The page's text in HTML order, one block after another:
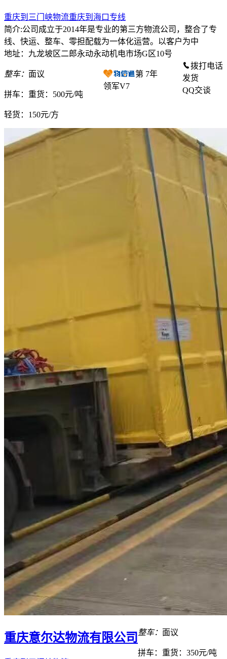
重庆到三门峡物流重庆到海口专线
简介:公司成立于2014年是专业的第三方物流公司，整合了专
线、快运、整车、零担配载为一体化运营。以客户为中
地址：九龙坡区二郎永动永动机电市场G区10号
整车： 面议
拼车： 重货：500元/吨
轻货： 150元/方
第 7年
领军V7
拨打电话
发货
QQ交谈
重庆意尔达物流有限公司 整车： 面议
拼车： 重货：350元/吨